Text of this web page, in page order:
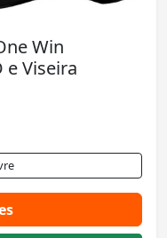
Win
e Viseira